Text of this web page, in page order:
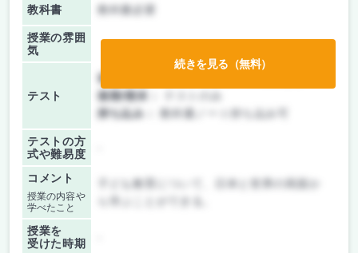
教科書 教科書必要
授業の雰囲
気
テスト
前期/中間：
後期/期末：
持ち込み：
教科書ノート持ち込み可
テストの方
式や難易度
コメント
授業の内容や
学べたこと
授業を
受けた時期
続きを見る（無料）